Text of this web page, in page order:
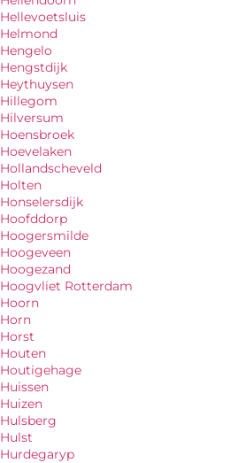
Hellevoetsluis
Helmond
Hengelo
Hengstdijk
Heythuysen
Hillegom
Hilversum
Hoensbroek
Hoevelaken
Hollandscheveld
Holten
Honselersdijk
Hoofddorp
Hoogersmilde
Hoogeveen
Hoogezand
Hoogvliet Rotterdam
Hoorn
Horn
Horst
Houten
Houtigehage
Huissen
Huizen
Hulsberg
Hulst
Hurdegaryp